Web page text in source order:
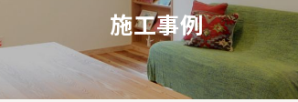
施工事例